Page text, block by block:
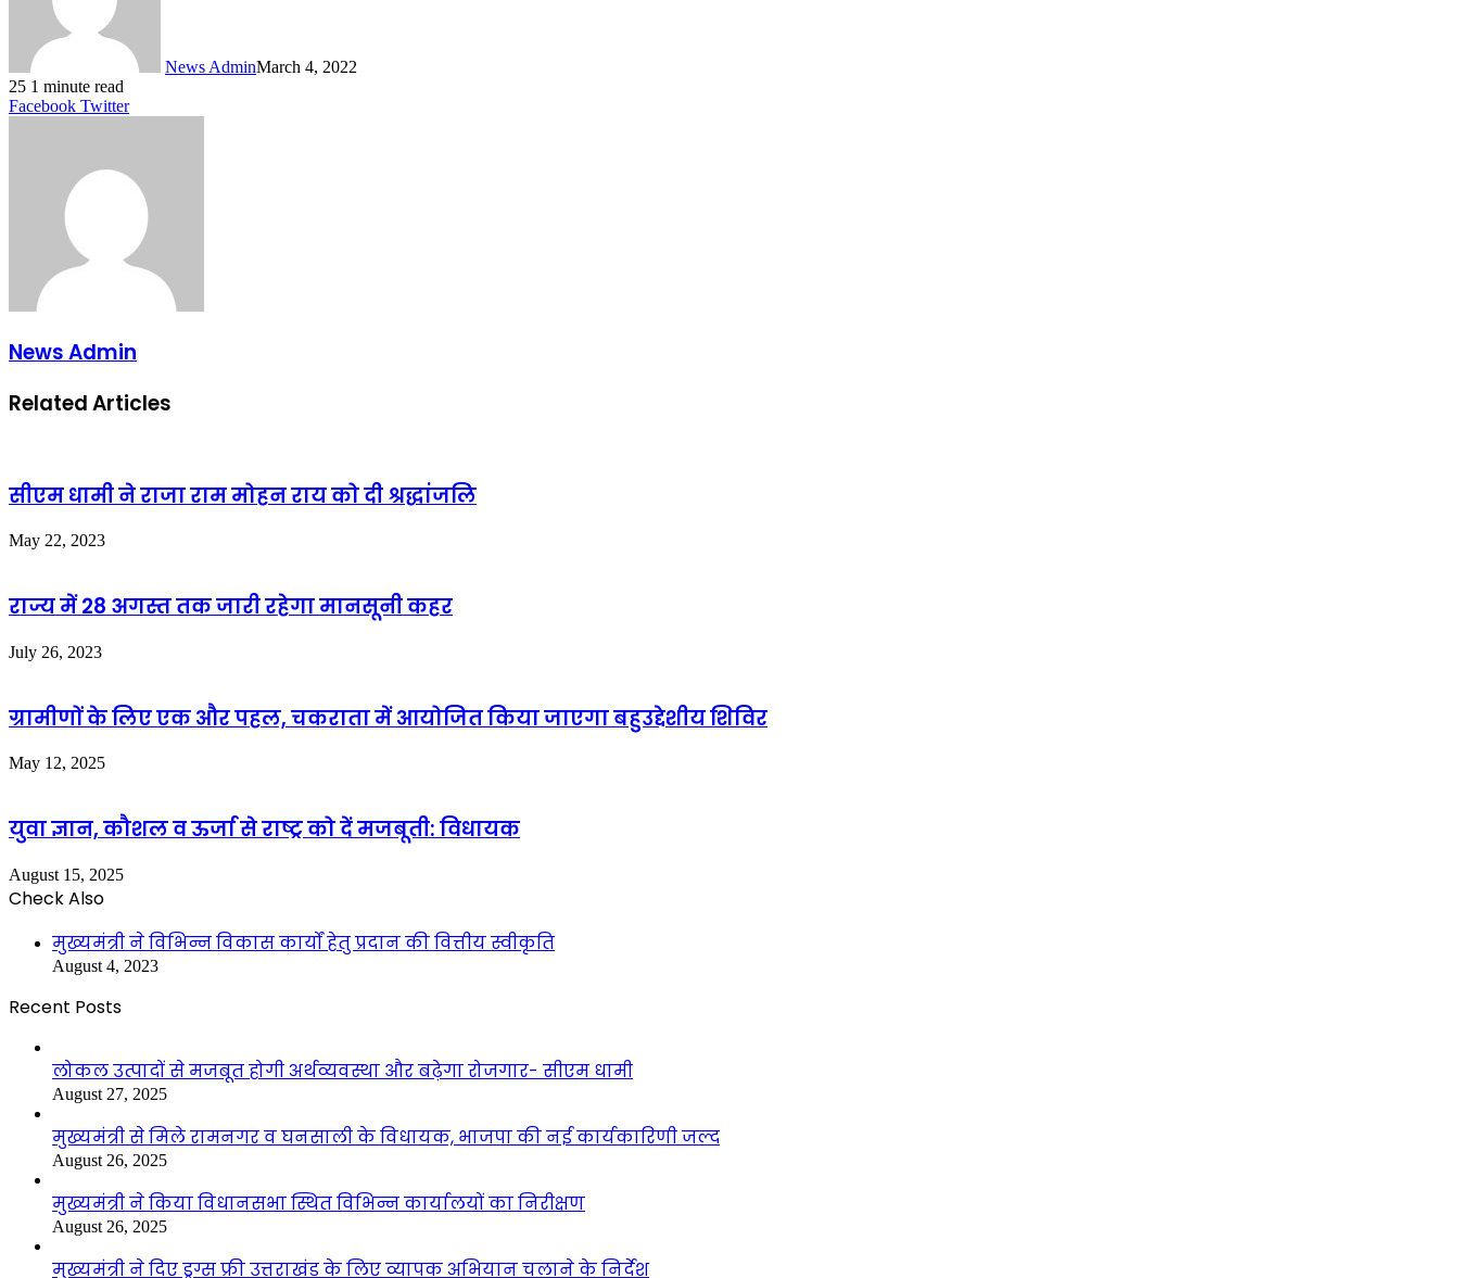
News AdminMarch 4, 2022
25 1 minute read
Facebook TwitterLinkedIn
Tumblr
Pinterest
Reddit
VKontakte
Share
Print
News Admin
Related Articles
सीएम धामी ने राजा राम मोहन राय को दी श्रद्धांजलि
May 22, 2023
राज्य में 28 अगस्त तक जारी रहेगा मानसूनी कहर
July 26, 2023
ग्रामीणों के लिए एक और पहल, चकराता में आयोजित किया जाएगा बहुउद्देशीय शिविर
May 12, 2025
युवा ज्ञान, कौशल व ऊर्जा से राष्ट्र को दें मजबूती: विधायक
August 15, 2025
Check Also
मुख्यमंत्री ने विभिन्न विकास कार्यों हेतु प्रदान की वित्तीय स्वीकृति
August 4, 2023
Recent Posts
लोकल उत्पादों से मजबूत होगी अर्थव्यवस्था और बढ़ेगा रोजगार- सीएम धामी
August 27, 2025
मुख्यमंत्री से मिले रामनगर व घनसाली के विधायक, भाजपा की नई कार्यकारिणी जल्द
August 26, 2025
मुख्यमंत्री ने किया विधानसभा स्थित विभिन्न कार्यालयों का निरीक्षण
August 26, 2025
मुख्यमंत्री ने दिए ड्रग्स फ्री उत्तराखंड के लिए व्यापक अभियान चलाने के निर्देश